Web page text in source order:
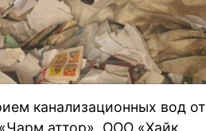
канализационных вод от
аттор», ООО «Хайк